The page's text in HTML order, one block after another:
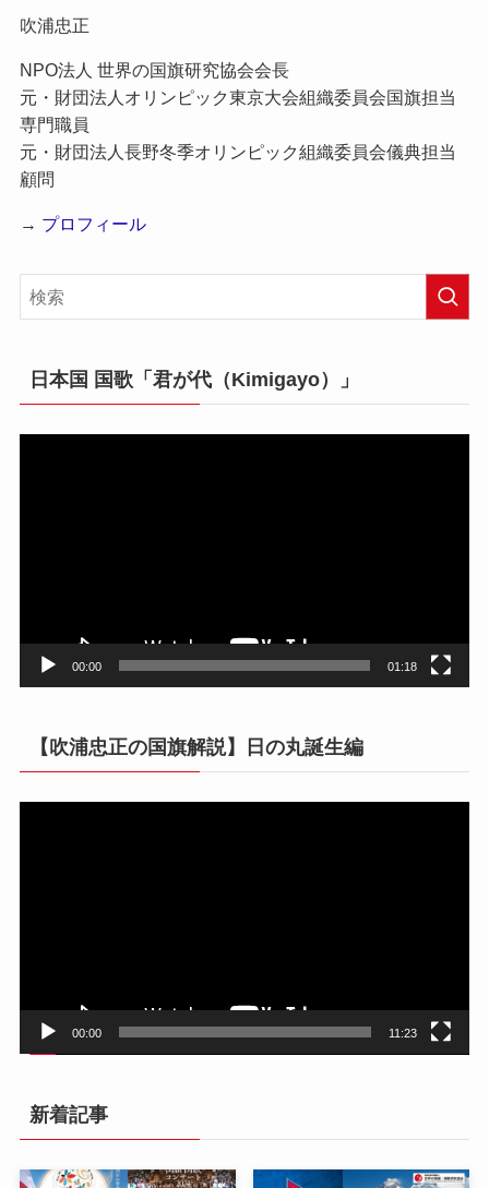
吹浦忠正
NPO法人 世界の国旗研究協会会長
元・財団法人オリンピック東京大会組織委員会国旗担当
専門職員
元・財団法人長野冬季オリンピック組織委員会儀典担当
顧問
→ プロフィール
日本国 国歌「君が代（Kimigayo）」
00:00 01:18
【吹浦忠正の国旗解説】日の丸誕生編
00:00 11:23
新着記事